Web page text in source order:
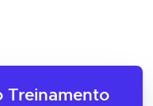
Treinamento